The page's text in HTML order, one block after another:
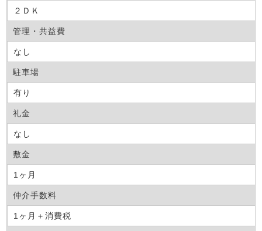
２ＤＫ
管理・共益費
なし
駐車場
有り
礼金
なし
敷金
1ヶ月
仲介手数料
1ヶ月＋消費税